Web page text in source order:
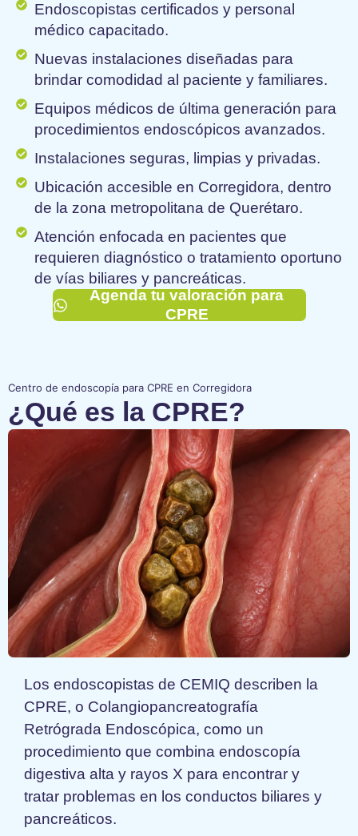
Endoscopistas certificados y personal
médico capacitado.
Nuevas instalaciones diseñadas para
brindar comodidad al paciente y familiares.
Equipos médicos de última generación para
procedimientos endoscópicos avanzados.
Instalaciones seguras, limpias y privadas.
Ubicación accesible en Corregidora, dentro
de la zona metropolitana de Querétaro.
Atención enfocada en pacientes que
requieren diagnóstico o tratamiento oportuno
de vías biliares y pancreáticas.
Agenda tu valoración para
CPRE
Centro de endoscopía para CPRE en Corregidora
¿Qué es la CPRE?
Los endoscopistas de CEMIQ describen la
CPRE, o Colangiopancreatografía
Retrógrada Endoscópica, como un
procedimiento que combina endoscopía
digestiva alta y rayos X para encontrar y
tratar problemas en los conductos biliares y
pancreáticos.